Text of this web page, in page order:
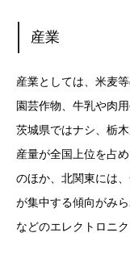
産業
産業としては、米麦
園芸作物、牛乳や肉
茨城県ではナシ、栃
産量が全国上位を占
のほか、北関東には
が集中する傾向がみ
などのエレクトロニ